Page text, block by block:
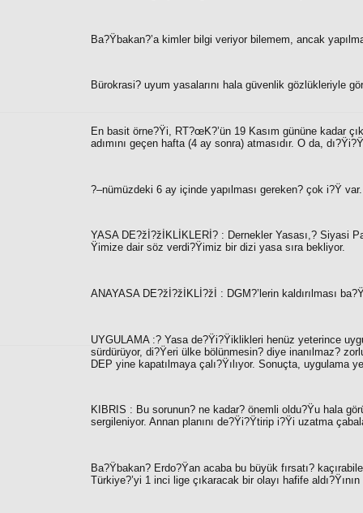
Ba?Ÿbakan?’a kimler bilgi veriyor bilemem, ancak
Bürokrasi? uyum yasalarını hala güvenlik gözlükleriyle
En basit örne?Ÿi, RT?œK?’ün 19 Kasım gününe kadar
adımını geçen hafta (4 ay sonra) atmasıdır. O da,
?–nümüzdeki 6 ay içinde yapılması gereken? çok i?Ÿ var.
YASA DE?žİ?žİKLİKLERİ? : Dernekler Yasası,? Siyasi
Ÿimize dair söz verdi?Ÿimiz bir dizi yasa sıra bekliyor.
ANAYASA DE?žİ?žİKLİ?žİ : DGM?’lerin kaldırılması
UYGULAMA :? Yasa de?Ÿi?Ÿiklikleri henüz yeterince
sürdürüyor, di?Ÿeri ülke bölünmesin? diye inanılmaz?
DEP yine kapatılmaya çalı?Ÿılıyor. Sonuçta, uygulama
KIBRIS : Bu sorunun? ne kadar? önemli oldu?Ÿu hala
sergileniyor. Annan planını de?Ÿi?Ÿtirip i?Ÿi uzatma
Ba?Ÿbakan? Erdo?Ÿan acaba bu büyük fırsatı?
Türkiye?’yi 1 inci lige çıkaracak bir olayı hafife aldı?Ÿının